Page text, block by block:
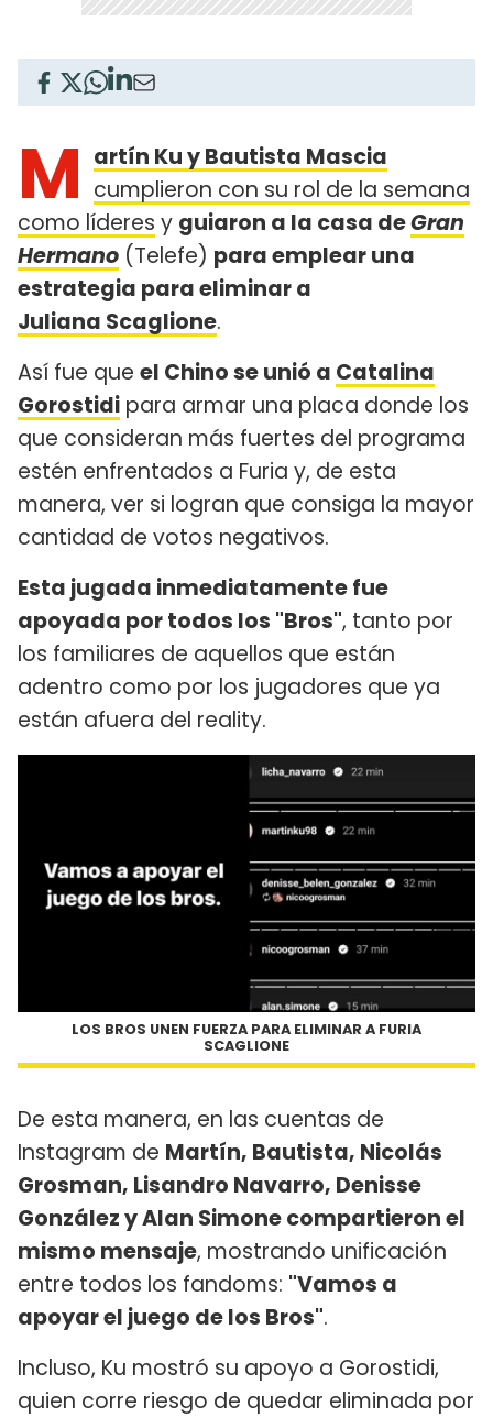
M artín Ku y Bautista Mascia
cumplieron con su rol de la semana
como líderes y guiaron a la casa deGran
Hermano (Telefe) para emplear una
estrategia para eliminar a
Juliana Scaglione.
Así fue que el Chino se unió a Catalina
Gorostidi para armar una placa donde los
que consideran más fuertes del programa
estén enfrentados a Furia y, de esta
manera, ver si logran que consiga la mayor
cantidad de votos negativos.
Esta jugada inmediatamente fue
apoyada por todos los "Bros", tanto por
los familiares de aquellos que están
adentro como por los jugadores que ya
están afuera del reality.
LOS BROS UNEN FUERZA PARA ELIMINAR A FURIA
SCAGLIONE
De esta manera, en las cuentas de
Instagram de Martín, Bautista, Nicolás
Grosman, Lisandro Navarro, Denisse
González y Alan Simone compartieron el
mismo mensaje, mostrando unificación
entre todos los fandoms: "Vamos a
apoyar el juego de los Bros".
Incluso, Ku mostró su apoyo a Gorostidi,
quien corre riesgo de quedar eliminada por